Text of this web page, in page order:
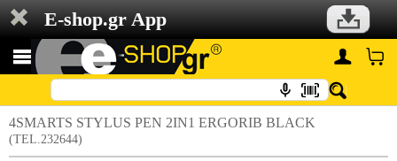
E-shop.gr App
4SMARTS STYLUS PEN 2IN1 ERGORIB BLACK
(TEL.232644)